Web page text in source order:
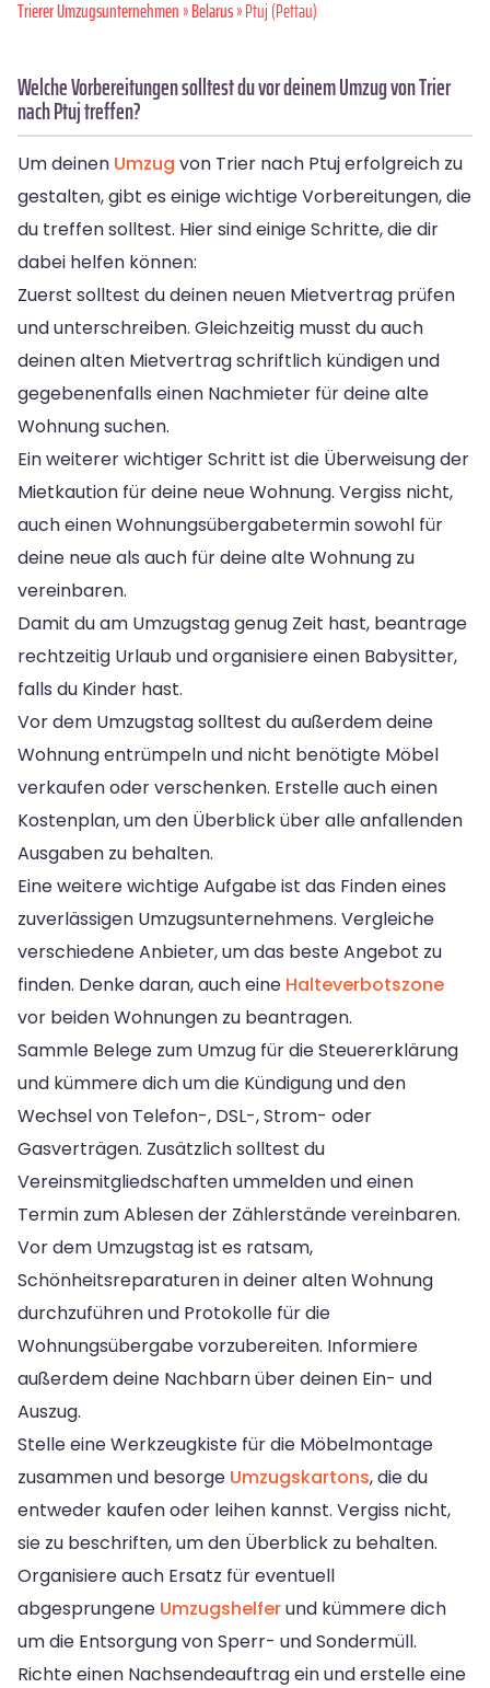
Trierer Umzugsunternehmen»Belarus» Ptuj (Pettau)
Welche Vorbereitungen solltest du vor deinem Umzug von Trier
nach Ptuj treffen?
Um deinen Umzug von Trier nach Ptuj erfolgreich zu
gestalten, gibt es einige wichtige Vorbereitungen, die
du treffen solltest. Hier sind einige Schritte, die dir
dabei helfen können:
Zuerst solltest du deinen neuen Mietvertrag prüfen
und unterschreiben. Gleichzeitig musst du auch
deinen alten Mietvertrag schriftlich kündigen und
gegebenenfalls einen Nachmieter für deine alte
Wohnung suchen.
Ein weiterer wichtiger Schritt ist die Überweisung der
Mietkaution für deine neue Wohnung. Vergiss nicht,
auch einen Wohnungsübergabetermin sowohl für
deine neue als auch für deine alte Wohnung zu
vereinbaren.
Damit du am Umzugstag genug Zeit hast, beantrage
rechtzeitig Urlaub und organisiere einen Babysitter,
falls du Kinder hast.
Vor dem Umzugstag solltest du außerdem deine
Wohnung entrümpeln und nicht benötigte Möbel
verkaufen oder verschenken. Erstelle auch einen
Kostenplan, um den Überblick über alle anfallenden
Ausgaben zu behalten.
Eine weitere wichtige Aufgabe ist das Finden eines
zuverlässigen Umzugsunternehmens. Vergleiche
verschiedene Anbieter, um das beste Angebot zu
finden. Denke daran, auch eine Halteverbotszone
vor beiden Wohnungen zu beantragen.
Sammle Belege zum Umzug für die Steuererklärung
und kümmere dich um die Kündigung und den
Wechsel von Telefon-, DSL-, Strom- oder
Gasverträgen. Zusätzlich solltest du
Vereinsmitgliedschaften ummelden und einen
Termin zum Ablesen der Zählerstände vereinbaren.
Vor dem Umzugstag ist es ratsam,
Schönheitsreparaturen in deiner alten Wohnung
durchzuführen und Protokolle für die
Wohnungsübergabe vorzubereiten. Informiere
außerdem deine Nachbarn über deinen Ein- und
Auszug.
Stelle eine Werkzeugkiste für die Möbelmontage
zusammen und besorge Umzugskartons, die du
entweder kaufen oder leihen kannst. Vergiss nicht,
sie zu beschriften, um den Überblick zu behalten.
Organisiere auch Ersatz für eventuell
abgesprungene Umzugshelferund kümmere dich
um die Entsorgung von Sperr- und Sondermüll.
Richte einen Nachsendeauftrag ein und erstelle eine